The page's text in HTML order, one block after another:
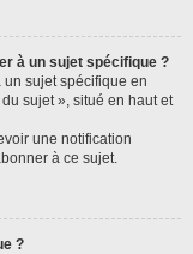
à un sujet spécifique ?
sujet spécifique en
sujet », situé en haut et
une notification
à ce sujet.
?